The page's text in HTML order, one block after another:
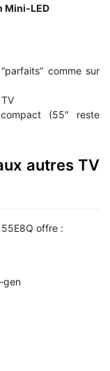
Mini-LED
comme sur
(55″ reste
autres TV
offre :
gen